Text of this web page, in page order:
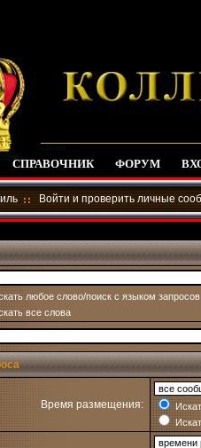
СПРАВОЧНИК ФОРУМ
Войти и проверить личные
любое слово/поиск с языком запросов
все слова
Время размещения: